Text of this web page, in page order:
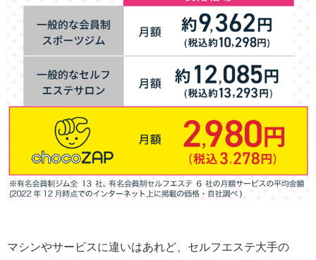
マシンやサービスに違いはあれど、セルフエステ大手の